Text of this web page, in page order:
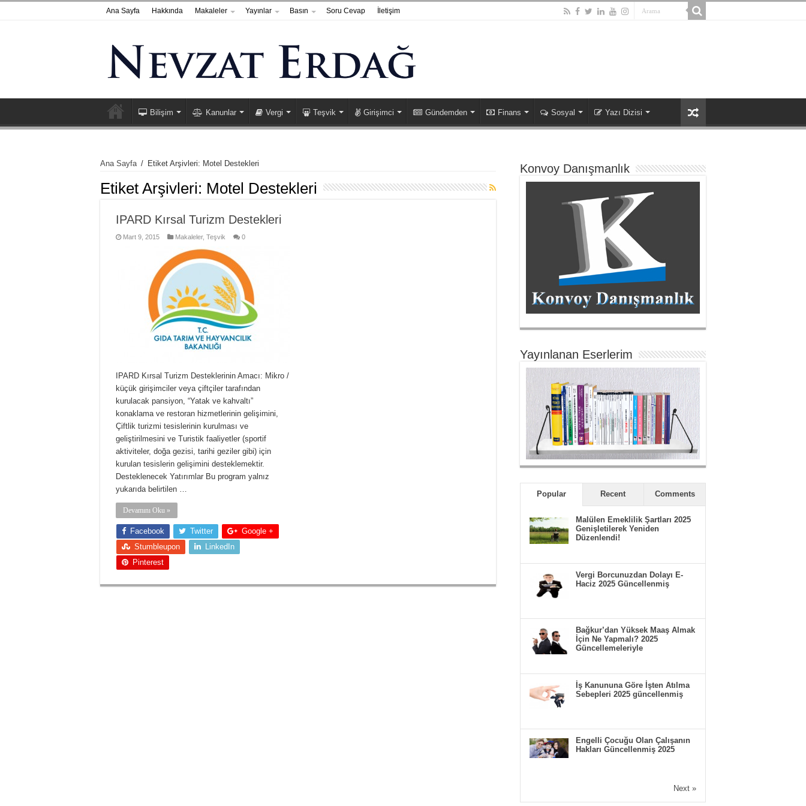
Ana Sayfa Hakkında Makaleler Yayınlar Basın Soru Cevap İletişim
Bilişim Kanunlar Vergi Teşvik Girişimci Gündemden Finans Sosyal Yazı Dizisi
Ana Sayfa / Etiket Arşivleri: Motel Destekleri
Etiket Arşivleri: Motel Destekleri
IPARD Kırsal Turizm Destekleri
Mart 9, 2015 Makaleler, Teşvik 0
IPARD Kırsal Turizm Desteklerinin Amacı: Mikro /
küçük girişimciler veya çiftçiler tarafından
kurulacak pansiyon, “Yatak ve kahvaltı”
konaklama ve restoran hizmetlerinin gelişimini,
Çiftlik turizmi tesislerinin kurulması ve
geliştirilmesini ve Turistik faaliyetler (sportif
aktiviteler, doğa gezisi, tarihi geziler gibi) için
kurulan tesislerin gelişimini desteklemektir.
Desteklenecek Yatırımlar Bu program yalnız
yukarıda belirtilen …
Devamını Oku »
Facebook Twitter
Google +
Stumbleupon
LinkedIn
Pinterest
Konvoy Danışmanlık
Yayınlanan Eserlerim
Popular Recent Comments
Malülen Emeklilik Şartları 2025
Genişletilerek Yeniden
Düzenlendi!
Vergi Borcunuzdan Dolayı E-
Haciz 2025 Güncellenmiş
Bağkur’dan Yüksek Maaş Almak
İçin Ne Yapmalı? 2025
Güncellemeleriyle
İş Kanununa Göre İşten Atılma
Sebepleri 2025 güncellenmiş
Engelli Çocuğu Olan Çalışanın
Hakları Güncellenmiş 2025
Next »